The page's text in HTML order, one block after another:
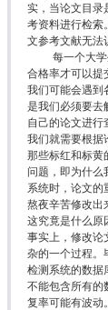
实，当论文目录
考资料进行检索
文参考文献无法
每一个大
合格率才可以提
我们可能会遇到
是我们必须要去
自己的论文进行
我们就需要根据
那些标红和标黄
问题，即为什么
系统时，论文的
熬夜辛苦修改出
这究竟是什么原
事实上，修改论
杂的一个过程。
检测系统的数据
不能包含所有的
复率可能有波动